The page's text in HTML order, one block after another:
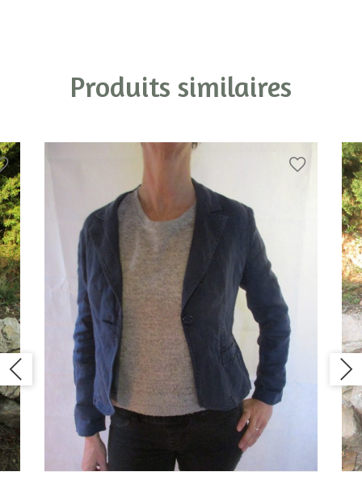
Produits similaires